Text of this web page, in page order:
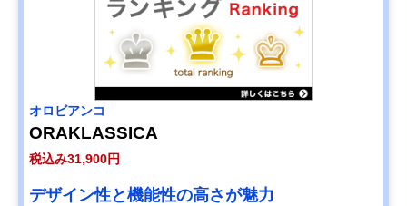
オロビアンコ
ORAKLASSICA
税込み31,900円
デザイン性と機能性の高さが魅力